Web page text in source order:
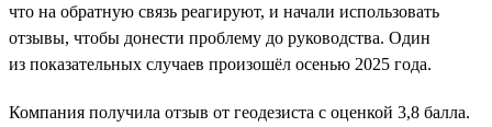
что на обратную связь реагируют, и начали использовать
отзывы, чтобы донести проблему до руководства. Один
из показательных случаев произошёл осенью 2025 года.
Компания получила отзыв от геодезиста с оценкой 3,8 балла.